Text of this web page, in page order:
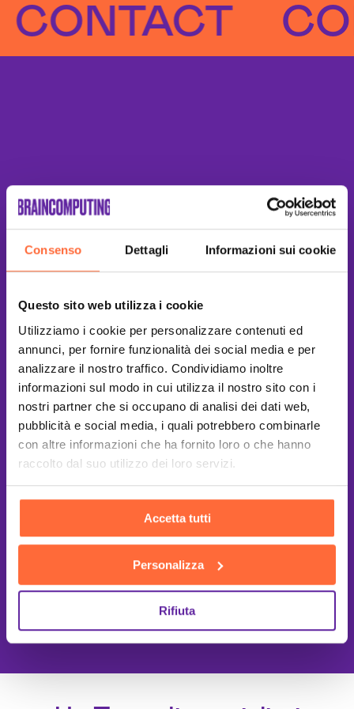
Consenso Dettagli Informazioni sui cookie
Questo sito web utilizza i cookie
Utilizziamo i cookie per personalizzare contenuti ed
annunci, per fornire funzionalità dei social media e per
analizzare il nostro traffico. Condividiamo inoltre
informazioni sul modo in cui utilizza il nostro sito con i
nostri partner che si occupano di analisi dei dati web,
pubblicità e social media, i quali potrebbero combinarle
con altre informazioni che ha fornito loro o che hanno
raccolto dal suo utilizzo dei loro servizi.
Accetta tutti
Personalizza
Rifiuta
This site is protected by reCAPTCHA